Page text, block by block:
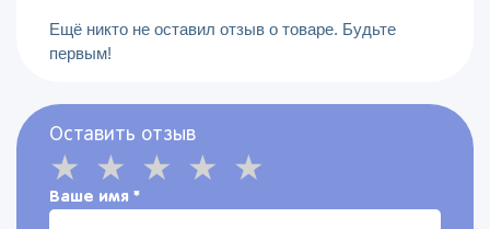
Ещё никто не оставил отзыв о товаре. Будьте
первым!
Оставить отзыв
Ваше имя *